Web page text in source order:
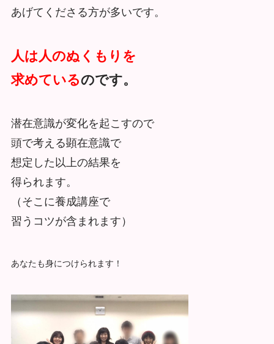
あげてくださる方が多いです。
人は人のぬくもりを
求めているのです。
潜在意識が変化を起こすので
頭で考える顕在意識で
想定した以上の結果を
得られます。
（そこに養成講座で
習うコツが含まれます）
あなたも身につけられます！